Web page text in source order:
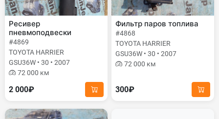
Ресивер
пневмоподвески
#4869
TOYOTA HARRIER
GSU36W • 30 • 2007
72 000 км
2 000₽
Фильтр паров топлива
#4868
TOYOTA HARRIER
GSU36W • 30 • 2007
72 000 км
300₽